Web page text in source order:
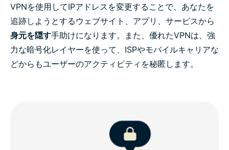
VPNを使用してIPアドレスを変更することで、あなたを
追跡しようとするウェブサイト、アプリ、サービスから
身元を隠す手助けになります。また、優れたVPNは、強
力な暗号化レイヤーを使って、ISPやモバイルキャリアな
どからもユーザーのアクティビティを秘匿します。